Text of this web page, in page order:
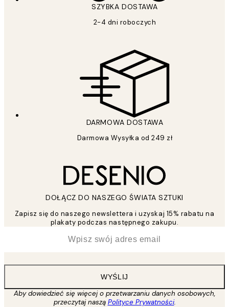
SZYBKA DOSTAWA
2-4 dni roboczych
DARMOWA DOSTAWA
Darmowa Wysyłka od 249 zł
DOŁĄCZ DO NASZEGO ŚWIATA SZTUKI
Zapisz się do naszego newslettera i uzyskaj 15% rabatu na
plakaty podczas następnego zakupu.
WYŚLIJ
Aby dowiedzieć się więcej o przetwarzaniu danych osobowych,
przeczytaj naszą Polityce Prywatności.